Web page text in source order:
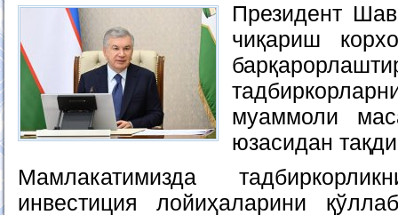
Президент
чиқариш
муаммоли
юзасидан
Мамлакатимизда
инвестиция лойиҳаларини